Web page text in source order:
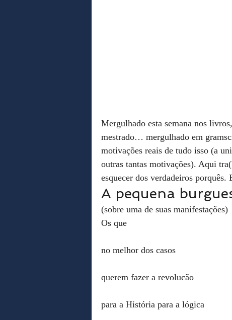
Mergulhado esta semana nos
mestrado… mergulhado em
motivações reais de tudo isso (a
outras tantas motivações). Aqui
esquecer dos verdadeiros
A pequena
(sobre uma de suas manifestações)
Os que
no melhor dos casos
querem fazer a revolucão
para a História para a lógica